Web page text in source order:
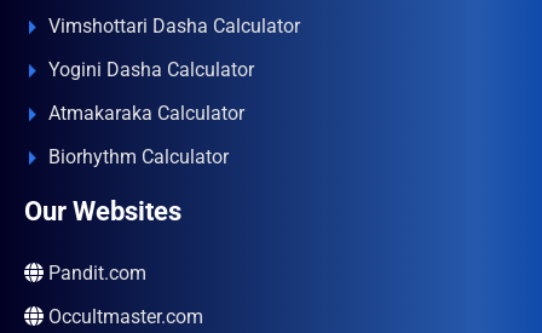
Vimshottari Dasha Calculator
Yogini Dasha Calculator
Atmakaraka Calculator
Biorhythm Calculator
Our Websites
Pandit.com
Occultmaster.com